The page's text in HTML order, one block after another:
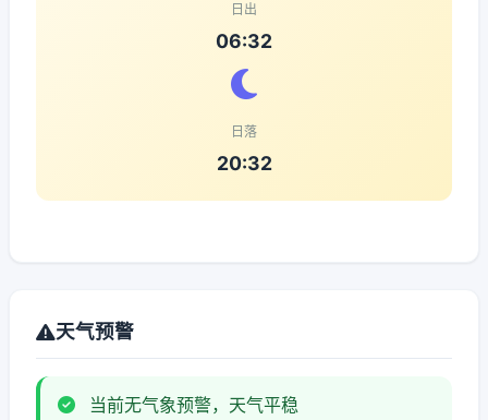
日出
06:32
日落
20:32
天气预警
当前无气象预警，天气平稳